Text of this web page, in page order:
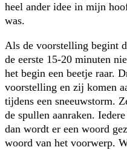
heel ander idee in mijn
was.
Als de voorstelling begint
de eerste 15-20 minuten
het begin een beetje raar.
voorstelling en zij komen
tijdens een sneeuwstorm.
de spullen aanraken.
dan wordt er een woord
woord van het voorwerp.